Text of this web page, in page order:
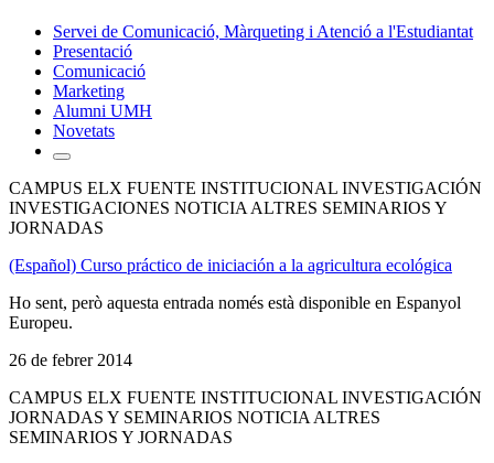
Servei de Comunicació, Màrqueting i Atenció a l'Estudiantat
Presentació
Comunicació
Marketing
Alumni UMH
Novetats
CAMPUS ELX FUENTE INSTITUCIONAL INVESTIGACIÓN
INVESTIGACIONES NOTICIA ALTRES SEMINARIOS Y
JORNADAS
(Español) Curso práctico de iniciación a la agricultura ecológica
Ho sent, però aquesta entrada només està disponible en Espanyol
Europeu.
26 de febrer 2014
CAMPUS ELX FUENTE INSTITUCIONAL INVESTIGACIÓN
JORNADAS Y SEMINARIOS NOTICIA ALTRES
SEMINARIOS Y JORNADAS